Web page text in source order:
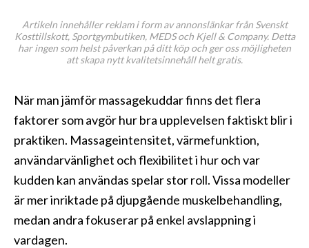
Artikeln innehåller reklam i form av annonslänkar från Svenskt
Kosttillskott, Sportgymbutiken, MEDS och Kjell & Company. Detta
har ingen som helst påverkan på ditt köp och ger oss möjligheten
att skapa nytt kvalitetsinnehåll helt gratis.
När man jämför massagekuddar finns det flera
faktorer som avgör hur bra upplevelsen faktiskt blir i
praktiken. Massageintensitet, värmefunktion,
användarvänlighet och flexibilitet i hur och var
kudden kan användas spelar stor roll. Vissa modeller
är mer inriktade på djupgående muskelbehandling,
medan andra fokuserar på enkel avslappning i
vardagen.